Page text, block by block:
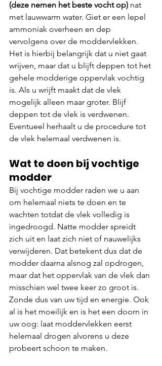
(deze nemen het beste vocht op) nat
met lauwwarm water. Giet er een lepel
ammoniak overheen en dep
vervolgens over de moddervlekken.
Het is hierbij belangrijk dat u niet gaat
wrijven, maar dat u blijft deppen tot het
gehele modderige oppervlak vochtig
is. Als u wrijft maakt dat de vlek
mogelijk alleen maar groter. Blijf
deppen tot de vlek is verdwenen.
Eventueel herhaalt u de procedure tot
de vlek helemaal verdwenen is.
Wat te doen bij vochtige
modder
Bij vochtige modder raden we u aan
om helemaal niets te doen en te
wachten totdat de vlek volledig is
ingedroogd. Natte modder spreidt
zich uit en laat zich niet of nauwelijks
verwijderen. Dat betekent dus dat de
modder daarna alsnog zal opdrogen,
maar dat het oppervlak van de vlek dan
misschien wel twee keer zo groot is.
Zonde dus van uw tijd en energie. Ook
al is het moeilijk en is het een doorn in
uw oog: laat moddervlekken eerst
helemaal drogen alvorens u deze
probeert schoon te maken.